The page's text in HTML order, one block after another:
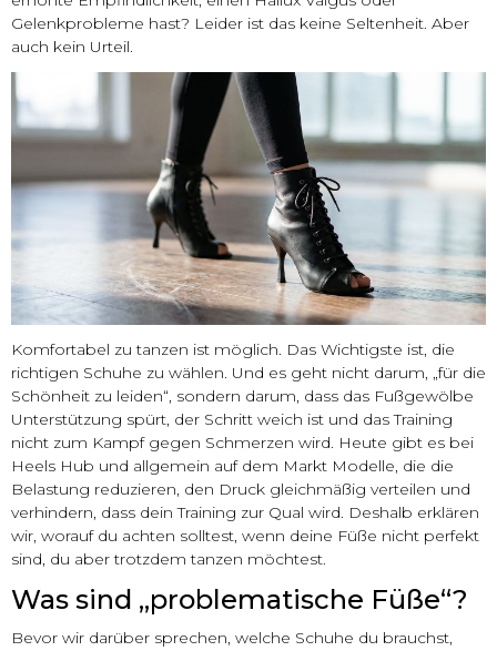
Gelenkprobleme hast? Leider ist das keine Seltenheit. Aber
auch kein Urteil.
Komfortabel zu tanzen ist möglich. Das Wichtigste ist, die
richtigen Schuhe zu wählen. Und es geht nicht darum, „für die
Schönheit zu leiden“, sondern darum, dass das Fußgewölbe
Unterstützung spürt, der Schritt weich ist und das Training
nicht zum Kampf gegen Schmerzen wird. Heute gibt es bei
Heels Hub und allgemein auf dem Markt Modelle, die die
Belastung reduzieren, den Druck gleichmäßig verteilen und
verhindern, dass dein Training zur Qual wird. Deshalb erklären
wir, worauf du achten solltest, wenn deine Füße nicht perfekt
sind, du aber trotzdem tanzen möchtest.
Was sind „problematische Füße“?
Bevor wir darüber sprechen, welche Schuhe du brauchst,